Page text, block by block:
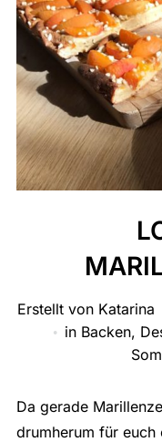
Erstellt von Katarina
in Backen,
Da gerade
drumherum für euch